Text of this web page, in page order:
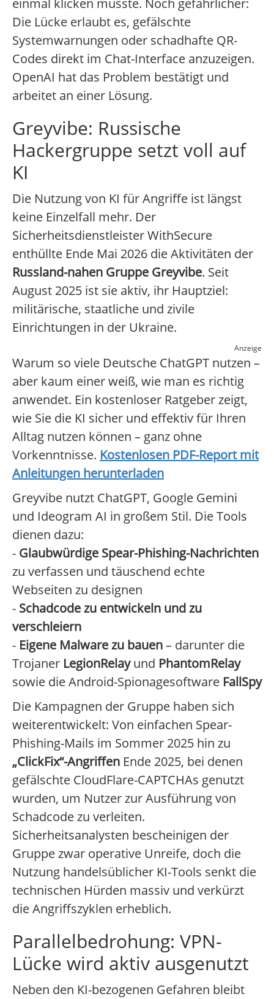
einmal klicken müsste. Noch gefährlicher:
Die Lücke erlaubt es, gefälschte
Systemwarnungen oder schadhafte QR-
Codes direkt im Chat-Interface anzuzeigen.
OpenAI hat das Problem bestätigt und
arbeitet an einer Lösung.
Greyvibe: Russische
Hackergruppe setzt voll auf
KI
Die Nutzung von KI für Angriffe ist längst
keine Einzelfall mehr. Der
Sicherheitsdienstleister WithSecure
enthüllte Ende Mai 2026 die Aktivitäten der
Russland-nahen Gruppe Greyvibe. Seit
August 2025 ist sie aktiv, ihr Hauptziel:
militärische, staatliche und zivile
Einrichtungen in der Ukraine.
Anzeige
Warum so viele Deutsche ChatGPT nutzen –
aber kaum einer weiß, wie man es richtig
anwendet. Ein kostenloser Ratgeber zeigt,
wie Sie die KI sicher und effektiv für Ihren
Alltag nutzen können – ganz ohne
Vorkenntnisse. Kostenlosen PDF-Report mit
Anleitungen herunterladen
Greyvibe nutzt ChatGPT, Google Gemini
und Ideogram AI in großem Stil. Die Tools
dienen dazu:
- Glaubwürdige Spear-Phishing-Nachrichten
zu verfassen und täuschend echte
Webseiten zu designen
- Schadcode zu entwickeln und zu
verschleiern
- Eigene Malware zu bauen– darunter die
Trojaner LegionRelayund PhantomRelay
sowie die Android-Spionagesoftware FallSpy
Die Kampagnen der Gruppe haben sich
weiterentwickelt: Von einfachen Spear-
Phishing-Mails im Sommer 2025 hin zu
„ClickFix“-Angriffen Ende 2025, bei denen
gefälschte CloudFlare-CAPTCHAs genutzt
wurden, um Nutzer zur Ausführung von
Schadcode zu verleiten.
Sicherheitsanalysten bescheinigen der
Gruppe zwar operative Unreife, doch die
Nutzung handelsüblicher KI-Tools senkt die
technischen Hürden massiv und verkürzt
die Angriffszyklen erheblich.
Parallelbedrohung: VPN-
Lücke wird aktiv ausgenutzt
Neben den KI-bezogenen Gefahren bleibt